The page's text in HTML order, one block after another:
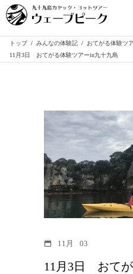
トップ / みんなの体験記 / おてがる体験ツ
11月3日 おてがる体験ツアーin九十九島
11月 03
11月3日 おて